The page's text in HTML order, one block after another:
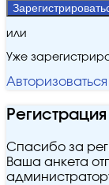
или
Уже
Авторизоваться
Спасибо за
Ваша анкета